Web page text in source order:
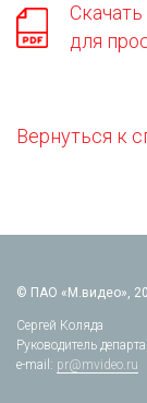
для
Вернуться к
© ПАО «М.видео»,
Сергей Коляда
Руководитель
e-mail: pr@mvideo.ru